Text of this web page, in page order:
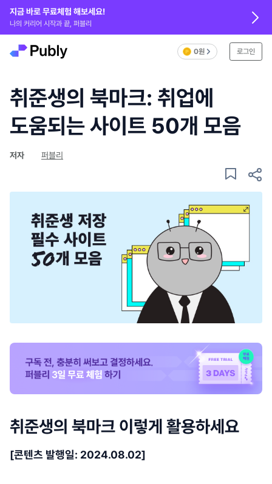
지금 바로 무료체험 해보세요!
나의 커리어 시작과 끝, 퍼블리
0원 로그인
취준생의 북마크: 취업에
도움되는 사이트 50개 모음
저자 퍼블리
취준생의 북마크 이렇게 활용하세요
[콘텐츠 발행일: 2024.08.02]